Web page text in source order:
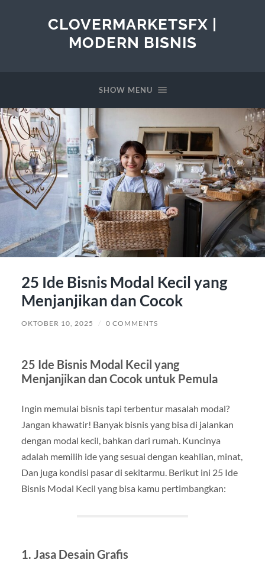
CLOVERMARKETSFX |
MODERN BISNIS
SHOW MENU
25 Ide Bisnis Modal Kecil yang
Menjanjikan dan Cocok
OKTOBER 10, 2025 / 0 COMMENTS
25 Ide Bisnis Modal Kecil yang
Menjanjikan dan Cocok untuk Pemula
Ingin memulai bisnis tapi terbentur masalah modal?
Jangan khawatir! Banyak bisnis yang bisa di jalankan
dengan modal kecil, bahkan dari rumah. Kuncinya
adalah memilih ide yang sesuai dengan keahlian, minat,
Dan juga kondisi pasar di sekitarmu. Berikut ini 25 Ide
Bisnis Modal Kecil yang bisa kamu pertimbangkan:
1. Jasa Desain Grafis